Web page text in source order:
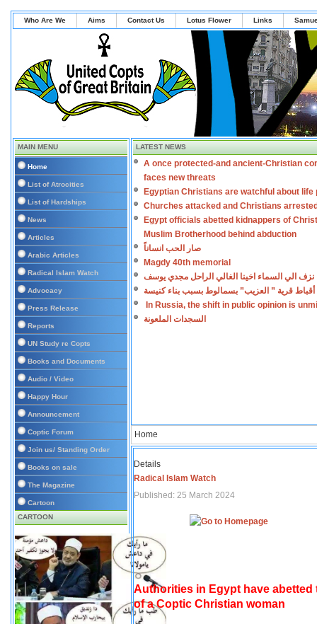
Who Are We Aims Contact Us Lotus Flower Links
MAIN MENU
Home
List of Atrocities
List of Hardships
News
Articles
Arabic Articles
Radical Islam Watch
Advocacy
Press Release
Reports
UN Study re Copts
Books and Documents
Audio / Video
Happy Hour
Announcement
Coptic Forum
Join us/ Standing Order
Books on sale
The Magazine
Cartoon
CARTOON
LATEST NEWS
A once protected-and ancient-Christian
faces new threats
Egyptian Christians are watchful about life
Churches attacked and Christians
Egypt officials abetted kidnappers of
Muslim Brotherhood behind abduction
صار الحب انساناً
Magdy 40th memorial
نزف الي السماء اخينا الغالي الراحل مجدي يوسف
أقباط قرية ” العزيب” بسمالوط بسبب بناء كنيسة
In Russia, the shift in public opinion is
السجدات الملعونة
Home
Details
Radical Islam Watch
Published: 25 March 2024
Authorities in Egypt have
of a Coptic Christian woman